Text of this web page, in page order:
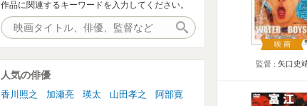
映画
監督 矢口史
作品に関連するキーワードを入力してください。
人気の俳優
香川照之 加瀬亮 瑛太 山田孝之
阿部寛